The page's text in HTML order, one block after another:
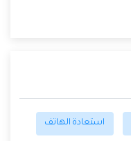
استعادة الهاتف